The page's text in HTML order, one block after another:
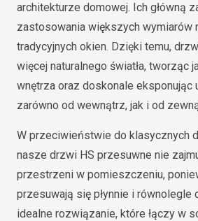
architekturze domowej. Ich główną
zastosowania większych wymiarów
tradycyjnych okien. Dzięki temu,
więcej naturalnego światła, tworząc
wnętrza oraz doskonale eksponując
zarówno od wewnątrz, jak i od
W przeciwieństwie do klasycznych
nasze drzwi HS przesuwne nie
przestrzeni w pomieszczeniu,
przesuwają się płynnie i równolegle
idealne rozwiązanie, które łączy w